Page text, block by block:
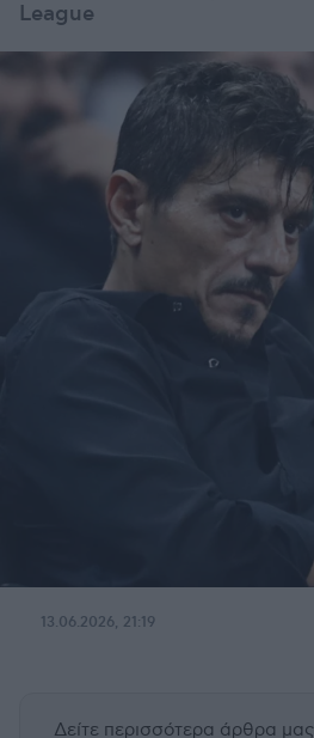
League
13.06.2026, 21:19
Δείτε περισσότερα άρθρα μας